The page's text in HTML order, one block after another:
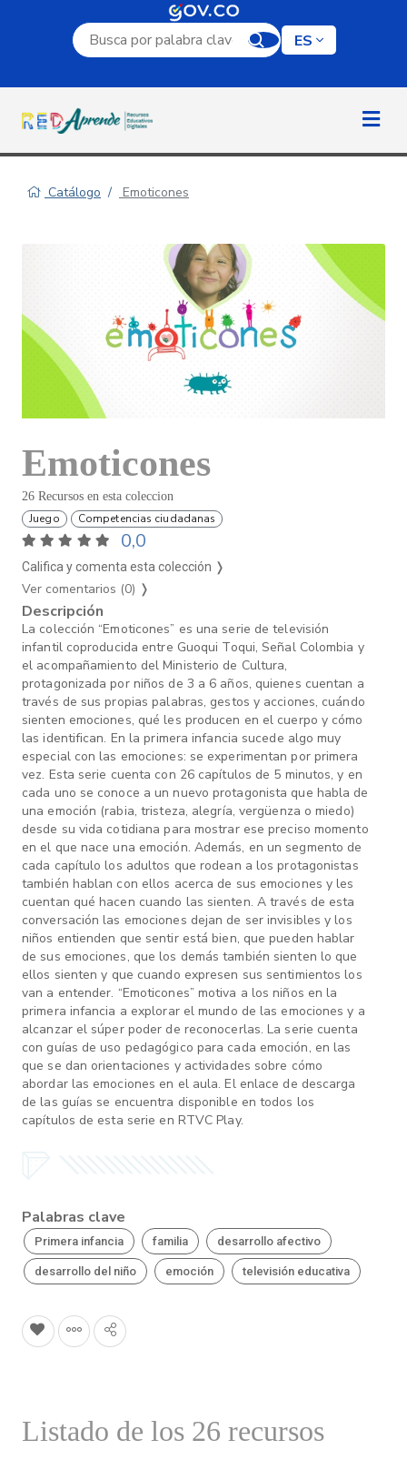
Campo de búsqueda por palabra clave
ES
Catálogo Emoticones
Emoticones
26 Recursos en esta coleccion
Juego Competencias ciudadanas
0,0
Califica y comenta esta colección ❭
Ver comentarios (0) ❭
Descripción
La colección “Emoticones” es una serie de televisión
infantil coproducida entre Guoqui Toqui, Señal Colombia y
el acompañamiento del Ministerio de Cultura,
protagonizada por niños de 3 a 6 años, quienes cuentan a
través de sus propias palabras, gestos y acciones, cuándo
sienten emociones, qué les producen en el cuerpo y cómo
las identifican. En la primera infancia sucede algo muy
especial con las emociones: se experimentan por primera
vez. Esta serie cuenta con 26 capítulos de 5 minutos, y en
cada uno se conoce a un nuevo protagonista que habla de
una emoción (rabia, tristeza, alegría, vergüenza o miedo)
desde su vida cotidiana para mostrar ese preciso momento
en el que nace una emoción. Además, en un segmento de
cada capítulo los adultos que rodean a los protagonistas
también hablan con ellos acerca de sus emociones y les
cuentan qué hacen cuando las sienten. A través de esta
conversación las emociones dejan de ser invisibles y los
niños entienden que sentir está bien, que pueden hablar
de sus emociones, que los demás también sienten lo que
ellos sienten y que cuando expresen sus sentimientos los
van a entender. “Emoticones” motiva a los niños en la
primera infancia a explorar el mundo de las emociones y a
alcanzar el súper poder de reconocerlas. La serie cuenta
con guías de uso pedagógico para cada emoción, en las
que se dan orientaciones y actividades sobre cómo
abordar las emociones en el aula. El enlace de descarga
de las guías se encuentra disponible en todos los
capítulos de esta serie en RTVC Play.
Palabras clave
Primera infancia familia desarrollo afectivo
desarrollo del niño emoción televisión educativa
Listado de los 26 recursos